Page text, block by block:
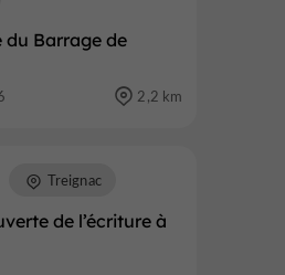
du Barrage de
2,2 km
de l’écriture à
Treignac